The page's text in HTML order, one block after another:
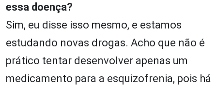
essa doença?
Sim, eu disse isso mesmo, e estamos
estudando novas drogas. Acho que não é
prático tentar desenvolver apenas um
medicamento para a esquizofrenia, pois há